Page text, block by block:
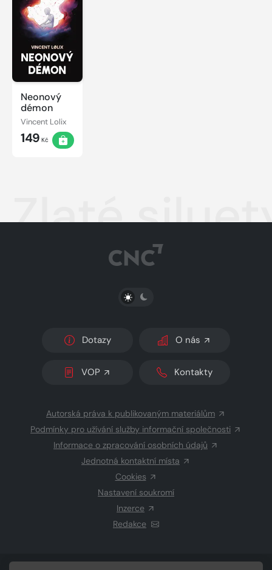
Neonový
démon
Vincent Lolix
149 Kč
Zlaté
PŘEPNOUT SVĚTLÝ/TMAVÝ REŽIM
Dotazy O nás
VOP Kontakty
Autorská práva k publikovaným materiálům
Podmínky pro užívání služby informační společnosti
Informace o zpracování osobních údajů
Jednotná kontaktní místa
Cookies
Nastavení soukromí
Inzerce
Redakce